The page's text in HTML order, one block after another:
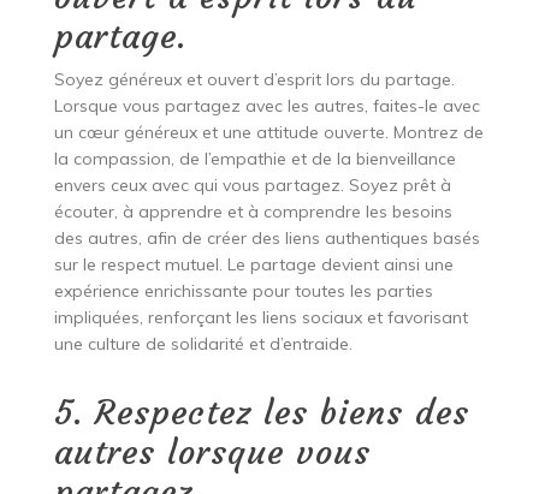
partage.
Soyez généreux et ouvert d’esprit lors du partage.
Lorsque vous partagez avec les autres, faites-le avec
un cœur généreux et une attitude ouverte. Montrez de
la compassion, de l’empathie et de la bienveillance
envers ceux avec qui vous partagez. Soyez prêt à
écouter, à apprendre et à comprendre les besoins
des autres, afin de créer des liens authentiques basés
sur le respect mutuel. Le partage devient ainsi une
expérience enrichissante pour toutes les parties
impliquées, renforçant les liens sociaux et favorisant
une culture de solidarité et d’entraide.
5. Respectez les biens des
autres lorsque vous